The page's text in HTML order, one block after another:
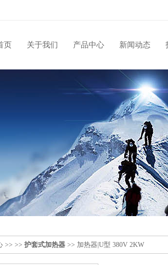
页 关于我们 产品中心 新闻动态
>> >> 护套式加热器 >> 加热器|U型 380V 2KW